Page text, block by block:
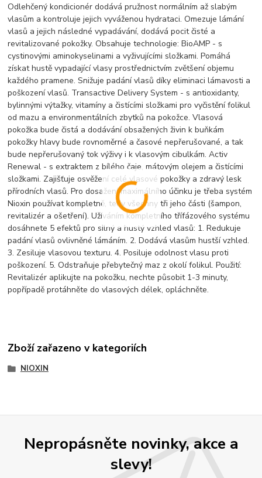
Odlehčený kondicionér dodává pružnost normálním až slabým
vlasům a kontroluje jejich vyváženou hydrataci. Omezuje lámání
vlasů a jejich následné vypadávání, dodává pocit čisté a
revitalizované pokožky. Obsahuje technologie: BioAMP - s
cystinovými aminokyselinami a vyživujícími složkami. Pomáhá
získat hustě vypadající vlasy prostřednictvím zvětšení objemu
každého pramene. Snižuje padání vlasů díky eliminaci lámavosti a
poškození vlasů. Transactive Delivery System - s antioxidanty,
bylinnými výtažky, vitamíny a čistícími složkami pro vyčistění folikul
od mazu a environmentálních zbytků na pokožce. Vlasová
pokožka bude čistá a dodávání obsažených živin k buňkám
pokožky hlavy bude rovnoměrné a časové nepřerušované, a tak
bude nepřerušovaný tok výživy i k vlasovým cibulkám. Activ
Renewal - s extraktem z bílého čaje, mátovým olejem a čistícími
složkami. Zajišťuje osvěžení celé vlasové pokožky a zdravý lesk
přírodních vlasů. Pro dosažení maximálního účinku je třeba systém
Nioxin používat kompletně, tedy všechny tři jeho části (šampon,
revitalizér a ošetření). Užíváním kompletního třífázového systému
dosáhnete 5 efektů pro silný a hustý vzhled vlasů: 1. Redukuje
padání vlasů ovlivněné lámáním. 2. Dodává vlasům hustší vzhled.
3. Zesiluje vlasovou texturu. 4. Posiluje odolnost vlasu proti
poškození. 5. Odstraňuje přebytečný maz z okolí folikul. Použití:
Revitalizér aplikujte na pokožku, nechte působit 1-3 minuty,
popřípadě protáhněte do vlasových délek, opláchněte.
Zboží zařazeno v kategoriích
NIOXIN
Nepropásněte novinky, akce a
slevy!